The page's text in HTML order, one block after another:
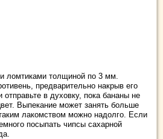
ломтиками толщиной по 3 мм.
предварительно накрыв его
отправьте в духовку, пока бананы не
Выпекание может занять больше
лакомством можно надолго. Если
посыпать чипсы сахарной